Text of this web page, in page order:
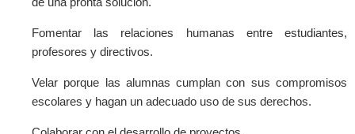
Fomentar las relaciones humanas entre estudiantes,
profesores y directivos.
Velar porque las alumnas cumplan con sus compromisos
escolares y hagan un adecuado uso de sus derechos.